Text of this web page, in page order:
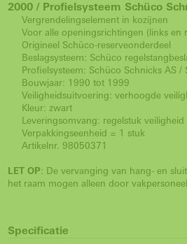
2000 / Profielsysteem Schüco
Vergrendelingselement in kozijnen
Voor alle openingsrichtingen (links en
Origineel Schüco-reserveonderdeel
Beslagsysteem: Schüco
Profielsysteem: Schüco Schnicks AS /
Bouwjaar: 1990 tot 1999
Veiligheidsuitvoering: verhoogde
Kleur: zwart
Leveringsomvang: regelstuk veiligheid
Verpakkingseenheid = 1 stuk
Artikelnr. 98050371
LET OP: De vervanging van hang- en
het raam mogen alleen door
Specificatie